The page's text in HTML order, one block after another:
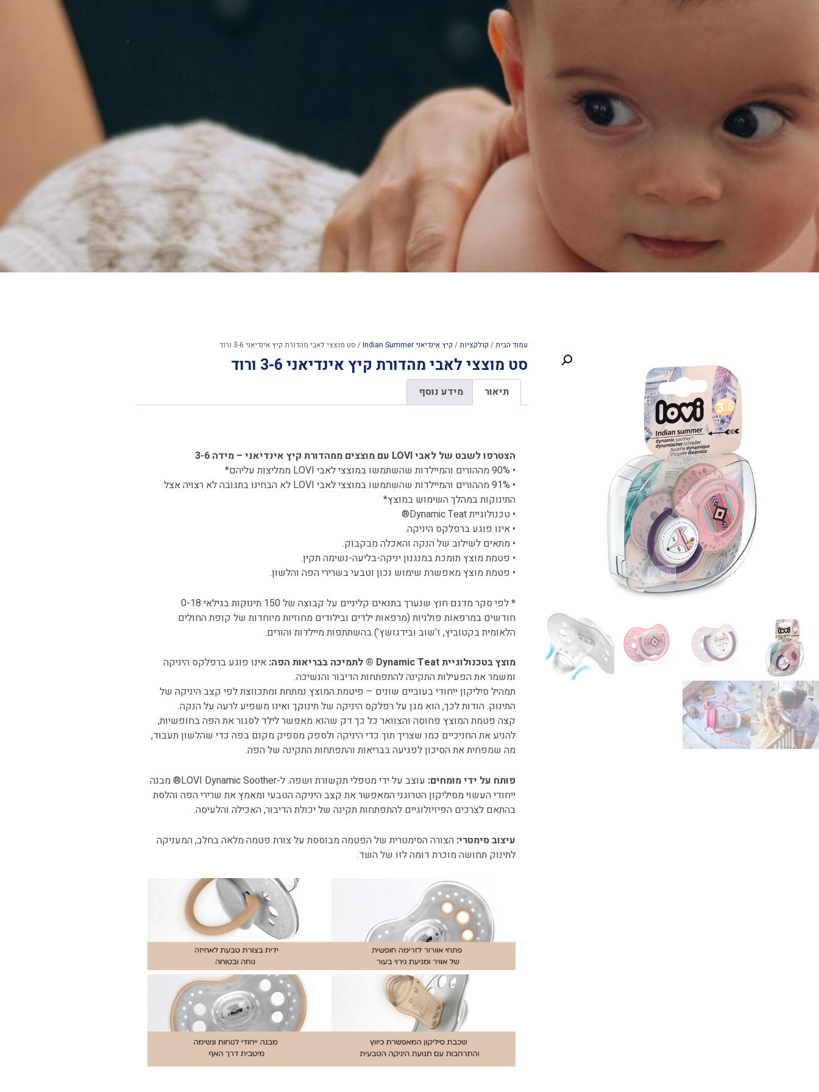
עמוד הבית/ קולקציות/ קיץ אינדיאני Indian Summer / סט מוצצי לאבי מהדורת קיץ אינדיאני 3-6 ורוד
סט מוצצי לאבי מהדורת קיץ אינדיאני 3-6 ורוד
תיאור מידע נוסף
הצטרפו לשבט של לאבי LOVI עם מוצצים ממהדורת קיץ אינדיאני – מידה 3-6
• 90% מההורים והמיילדות שהשתמשו במוצצי לאבי LOVI ממליצות עליהם*
• 91% מההורים והמיילדות שהשתמשו במוצצי לאבי LOVI לא הבחינו בתגובה לא רצויה אצל
התינוקות במהלך השימוש במוצץ*
• טכנולוגיית Dynamic Teat®
• אינו פוגע ברפלקס היניקה.
• מתאים לשילוב של הנקה והאכלה מבקבוק.
• פטמת מוצץ תומכת במנגנון יניקה-בליעה-נשימה תקין.
• פטמת מוצץ מאפשרת שימוש נכון וטבעי בשרירי הפה והלשון.
*
לפי סקר מדגם חוץ שנערך בתנאים קליניים על קבוצה של 150 תינוקות בגילאי 0-18
חודשים במרפאות פולניות (מרפאות ילדים ובילודים מחוזיות מיוחדות של קופת החולים
הלאומית בקטוביץ, ז’שוב ובידגושץ’) בהשתתפות מיילדות והורים.
מוצץ בטכנולוגיית Dynamic Teat ® לתמיכה בבריאות הפה:
אינו פוגע ברפלקס היניקה
ומשמר את הפעילות התקינה להתפתחות הדיבור והנשיכה.
תמהיל סיליקון ייחודי בעוביים שונים – פיטמת המוצץ נמתחת ומתכווצת לפי קצב היניקה של
התינוק. הודות לכך, הוא מגן על רפלקס היניקה של תינוקך ואינו משפיע לרעה על הנקה.
קצה פטמת המוצץ פחוסה והצוואר כל כך דק שהוא מאפשר לילד לסגור את הפה בחופשיות,
להניע את החניכיים כמו שצריך תוך כדי היניקה ולספק מספיק מקום בפה כדי שהלשון תעבוד,
מה שמפחית את הסיכון לפגיעה בבריאות והתפתחות התקינה של הפה.
פותח על ידי מומחים:
עוצב על ידי מטפלי תקשורת ושפה. ל-LOVI Dynamic Soother® מבנה
ייחודי העשוי מסיליקון הטרוגני המאפשר את קצב היניקה הטבעי ומאמץ את שרירי הפה והלסת
בהתאם לצרכים הפיזיולוגיים להתפתחות תקינה של יכולת הדיבור, האכילה והלעיסה.
עיצוב סימטרי: הצורה הסימטרית של הפטמה מבוססת על צורת פטמה מלאה בחלב, המעניקה
לתינוק תחושה מוכרת דומה לזו של השד.